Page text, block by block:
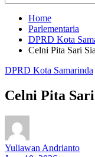
Home
Parlementaria
DPRD Kota
Celni Pita Sari
DPRD Kota Samarinda
Celni Pita
Yuliawan Andrianto